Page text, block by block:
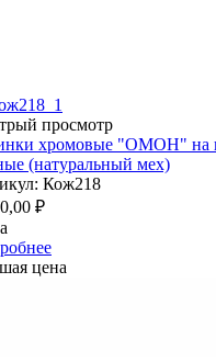
просмотр
хромовые "ОМОН" на
(натуральный мех)
Кож218
₽
цена